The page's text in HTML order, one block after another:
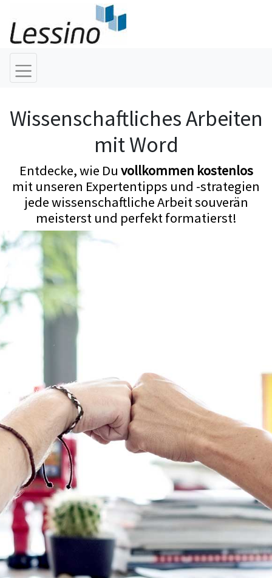
Wissenschaftliches Arbeiten
mit Word
Entdecke, wie Du vollkommen kostenlos
mit unseren Expertentipps und -strategien
jede wissenschaftliche Arbeit souverän
meisterst und perfekt formatierst!